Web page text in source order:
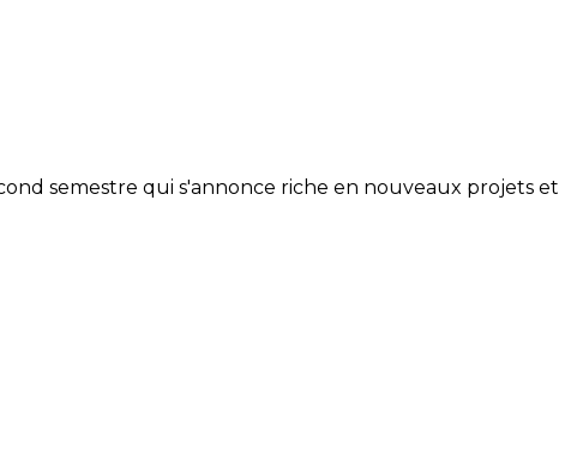
semestre qui s'annonce riche en nouveaux projets et